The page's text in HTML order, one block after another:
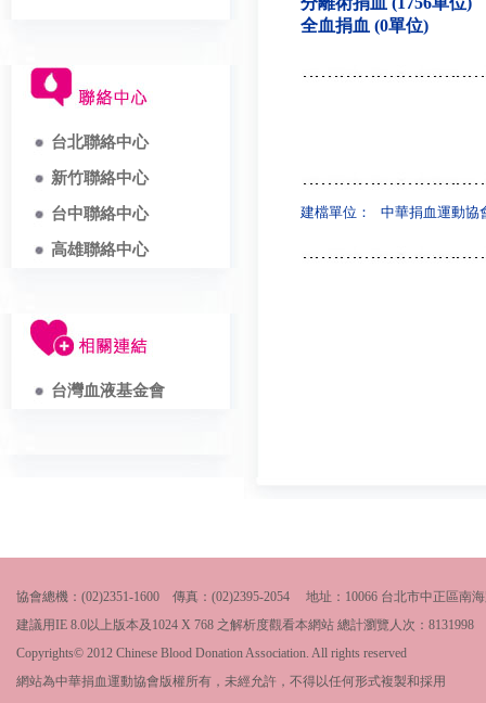
台北聯絡中心
新竹聯絡中心
台中聯絡中心
高雄聯絡中心
台灣血液基金會
全血捐血 (0單位)
建檔單位： 中華捐血運動協
協會總機：(02)2351-1600 傳真：(02)2395-2054 地址：10066 台北市中正區南
建議用IE 8.0以上版本及1024 X 768 之解析度觀看本網站 總計瀏覽人次： 8131998
Copyrights© 2012 Chinese Blood Donation Association. All rights reserved
網站為中華捐血運動協會版權所有，未經允許，不得以任何形式複製和採用